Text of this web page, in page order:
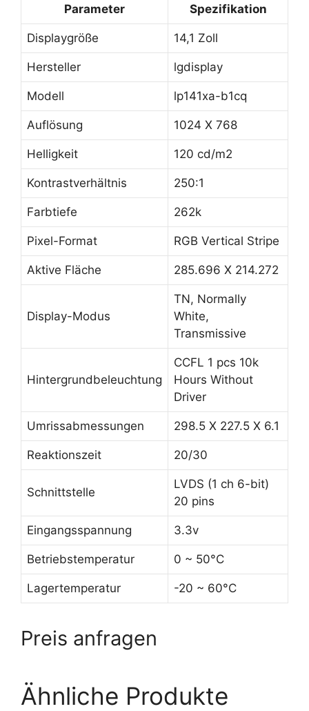
Parameter Spezifikation
Displaygröße 14,1 Zoll
Hersteller lgdisplay
Modell lp141xa-b1cq
Auflösung 1024 X 768
Helligkeit 120 cd/m2
Kontrastverhältnis 250:1
Farbtiefe 262k
Pixel-Format RGB Vertical Stripe
Aktive Fläche 285.696 X 214.272
Display-Modus
TN, Normally
White,
Transmissive
Hintergrundbeleuchtung
CCFL 1 pcs 10k
Hours Without
Driver
Umrissabmessungen 298.5 X 227.5 X 6.1
Reaktionszeit 20/30
Schnittstelle
LVDS (1 ch 6-bit)
20 pins
Eingangsspannung 3.3v
Betriebstemperatur 0 ~ 50°C
Lagertemperatur -20 ~ 60°C
Preis anfragen
Ähnliche Produkte